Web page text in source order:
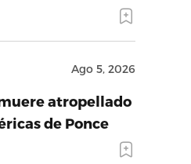
Ago 5, 2026
atropellado
de Ponce